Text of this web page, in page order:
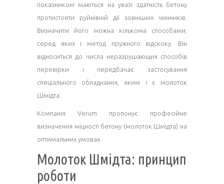
показником маються на увазі здатність бетону
протистояти руйнівній дії зовнішніх чинників.
Визначити його можна кількома способами,
серед яких і метод пружного відскоку. Він
відноситься до числа неразрушающих способів
перевірки і передбачає застосування
спеціального обладнання, яким і є молоток
Шмідта.
Компанія Verum пропонує професійне
визначення міцності бетону (молоток Шмідта) на
оптимальних умовах.
Молоток Шмідта: принцип
роботи